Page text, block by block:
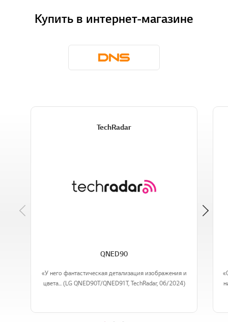
Купить в интернет-магазине
TechRadar
QNED90
«У него фантастическая детализация изображения и
цвета... (LG QNED90T/QNED91T, TechRadar, 06/2024)